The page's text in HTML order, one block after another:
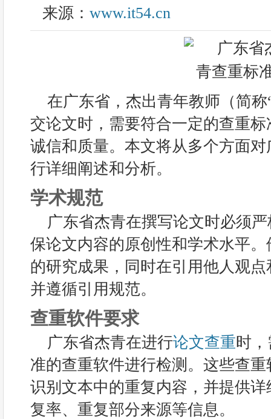
来源： www.it54.cn
在广东省，杰出青年教师（简
交论文时，需要符合一定的查重
诚信和质量。本文将从多个方面
行详细阐述和分析。
学术规范
广东省杰青在撰写论文时必须
保论文内容的原创性和学术水平
的研究成果，同时在引用他人观
并遵循引用规范。
查重软件要求
广东省杰青在进行论文查重时
准的查重软件进行检测。这些查
识别文本中的重复内容，并提供
复率、重复部分来源等信息。